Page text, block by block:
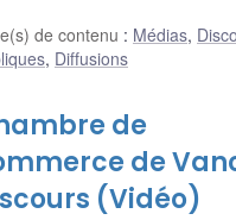
de contenu : Médias,
, Diffusions
de
de
(Vidéo)